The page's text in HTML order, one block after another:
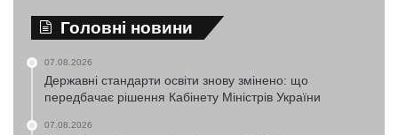
Головні новини
07.08.2026
Державні стандарти освіти знову змінено: що
передбачає рішення Кабінету Міністрів України
07.08.2026